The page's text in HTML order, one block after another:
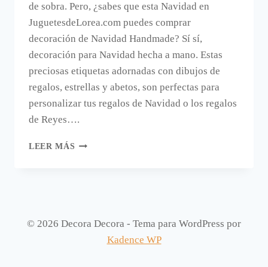
de sobra. Pero, ¿sabes que esta Navidad en
JuguetesdeLorea.com puedes comprar
decoración de Navidad Handmade? Sí sí,
decoración para Navidad hecha a mano. Estas
preciosas etiquetas adornadas con dibujos de
regalos, estrellas y abetos, son perfectas para
personalizar tus regalos de Navidad o los regalos
de Reyes….
LEER MÁS DECORACIÓN
© 2026 Decora Decora - Tema para WordPress por
Kadence WP